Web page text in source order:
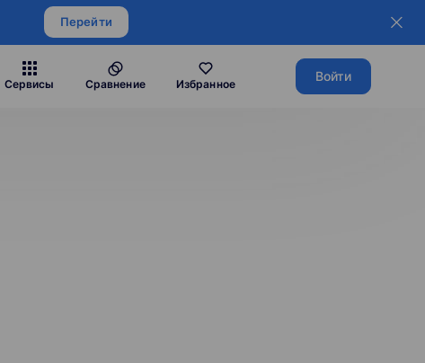
Перейти
Сервисы Сравнение Избранное
Войти